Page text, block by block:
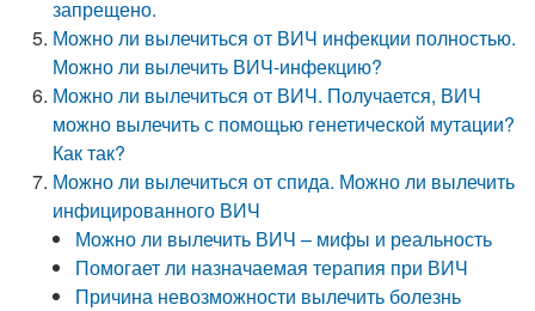
запрещено.
Можно ли вылечиться от ВИЧ инфекции полностью.
Можно ли вылечить ВИЧ-инфекцию?
Можно ли вылечиться от ВИЧ. Получается, ВИЧ
можно вылечить с помощью генетической мутации?
Как так?
Можно ли вылечиться от спида. Можно ли вылечить
инфицированного ВИЧ
Можно ли вылечить ВИЧ – мифы и реальность
Помогает ли назначаемая терапия при ВИЧ
Причина невозможности вылечить болезнь